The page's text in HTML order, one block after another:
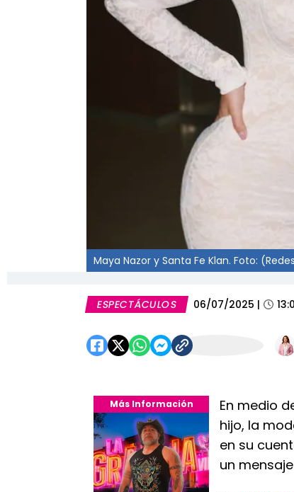
Maya Nazor y Santa Fe Klan. Foto:
ESPECTÁCULOS 06/07/2025 |
Más Información En medio
hijo, la
en su
un